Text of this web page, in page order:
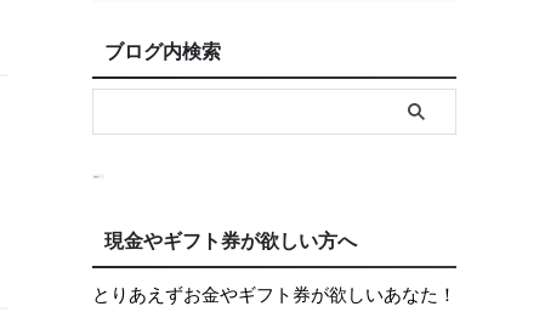
ブログ内検索
現金やギフト券が欲しい方へ
とりあえずお金やギフト券が欲しいあなた！